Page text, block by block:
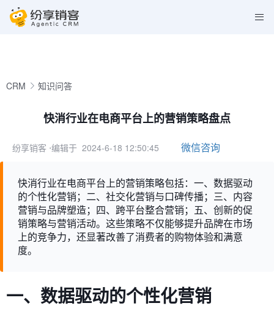
CRM 知识问答
快消行业在电商平台上的营销策略盘点
纷享销客 ⋅编辑于 2024-6-18 12:50:45 微信咨询
快消行业在电商平台上的营销策略包括：一、数据驱动
的个性化营销；二、社交化营销与口碑传播；三、内容
营销与品牌塑造；四、跨平台整合营销；五、创新的促
销策略与营销活动。这些策略不仅能够提升品牌在市场
上的竞争力，还显著改善了消费者的购物体验和满意
度。
一、数据驱动的个性化营销